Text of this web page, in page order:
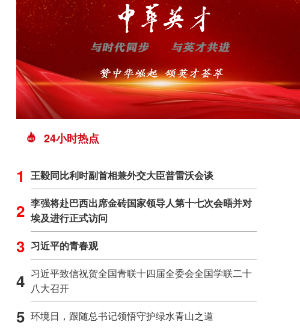
24小时热点
1 王毅同比利时副首相兼外交大臣普雷沃会谈
2 李强将赴巴西出席金砖国家领导人第十七次会晤并对
埃及进行正式访问
3 习近平的青春观
4 习近平致信祝贺全国青联十四届全委会全国学联二十
八大召开
5 环境日，跟随总书记领悟守护绿水青山之道